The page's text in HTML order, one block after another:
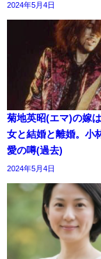
2024年5月4日
菊地英昭(エマ)の嫁
女と結婚と離婚。小
愛の噂(過去)
2024年5月4日